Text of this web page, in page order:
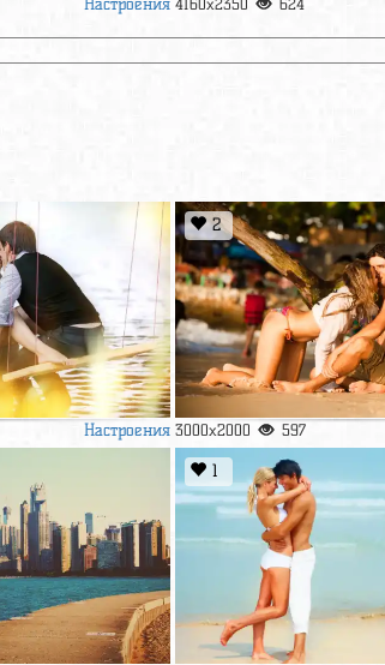
4160x2350 624
Настроения
2
3000x2000 597
1